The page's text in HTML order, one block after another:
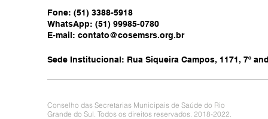
Fone: (51) 3388-5918
WhatsApp: (51) 99985-0780
E-mail: contato@cosemsrs.org.br
Sede Institucional: Rua Siqueira Campos, 1171, 7º
Conselho das Secretarias Municipais de Saúde do Rio
Grande do Sul. Todos os direitos reservados. 2018-2022.